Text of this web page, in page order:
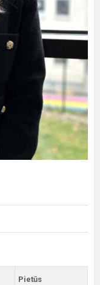
Pietūs